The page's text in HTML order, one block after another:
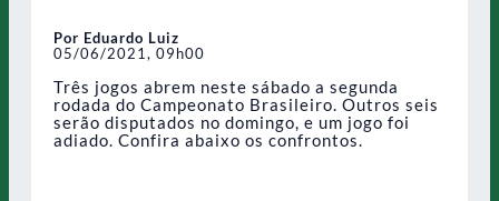
Por Eduardo Luiz
05/06/2021, 09h00
Três jogos abrem neste sábado a segunda
rodada do Campeonato Brasileiro. Outros seis
serão disputados no domingo, e um jogo foi
adiado. Confira abaixo os confrontos.